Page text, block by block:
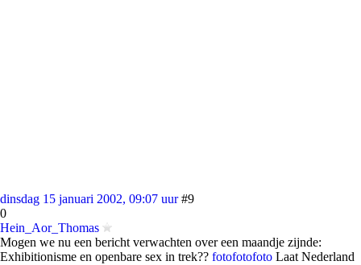
dinsdag 15 januari 2002, 09:07 uur #9
0
Hein_Aor_Thomas
Mogen we nu een bericht verwachten over een maandje zijnde:
Exhibitionisme en openbare sex in trek?? fotofotofoto Laat Nederland